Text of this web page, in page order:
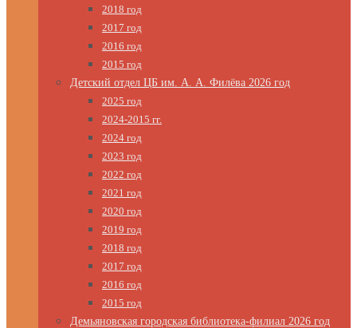
2018 год
2017 год
2016 год
2015 год
Детский отдел ЦБ им. А. А. Филёва 2026 год
2025 год
2024-2015 гг.
2024 год
2023 год
2022 год
2021 год
2020 год
2019 год
2018 год
2017 год
2016 год
2015 год
Демьяновская городская библиотека-филиал 2026 год